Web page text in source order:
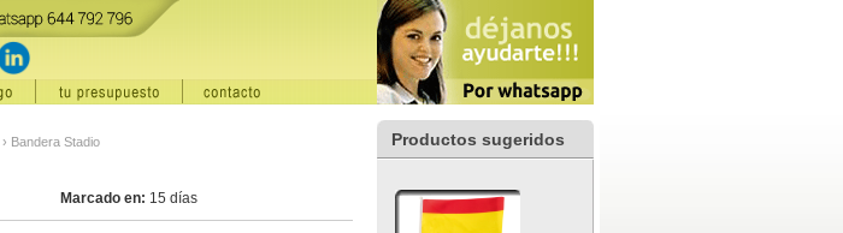
› Bandera Stadio
Marcado en: 15 días
Productos sugeridos